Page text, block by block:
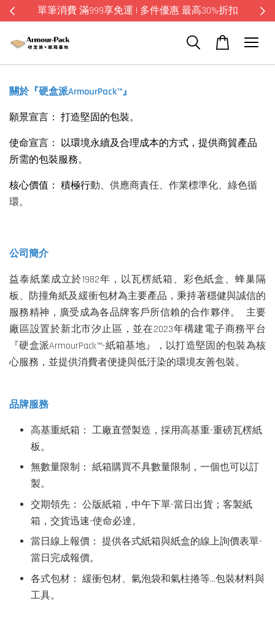
單筆消費 滿999享免運 | 多件優惠 最高30%折扣
關於『硬盒派ArmourPack™』
願景宣言： 打造堅固的包裝。
使命宣言： 以環境永續及合理成本的方式，提供商貿產品
所需的包裝服務。
核心價值： 積極行動、供應商責任、作業標準化、綠色循
環。
公司簡介
益泰紙業成立於1982年，以瓦楞紙箱、彩色紙盒、蜂巢隔
板、防撞角紙及緩衝包材為主要產品，秉持著穩健與誠信的
服務精神，廣受成為各品牌客戶所信賴的合作夥伴。 主要
廠區設置於新北市汐止區，並在2023年構建電子商務平台
『硬盒派ArmourPack™-紙箱基地』，以打造堅固的包裝為核
心服務，並提供消費者便捷與低汙染的環境友善包裝。
品牌服務
高基重紙箱： 工廠直營製造，採用高基重-重磅瓦楞紙
板。
無數量限制： 紙箱購買不具數量限制，一個也可以訂
製。
交期領先： 公版紙箱，中午下單-當日出貨；客製紙
箱，交貨迅速-使命必達。
當日線上報價： 提供各式紙箱與紙盒的線上詢價表單-
當日完成報價。
各式包材： 緩衝包材、氣泡袋和氣柱捲等…包裝材料與
工具。